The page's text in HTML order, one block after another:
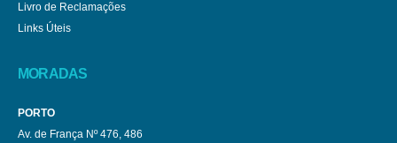
Livro de Reclamações
Links Úteis
MORADAS
PORTO
Av. de França Nº 476, 486